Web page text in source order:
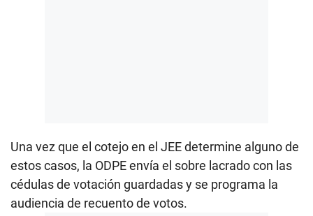
Una vez que el cotejo en el JEE determine alguno de
estos casos, la ODPE envía el sobre lacrado con las
cédulas de votación guardadas y se programa la
audiencia de recuento de votos.